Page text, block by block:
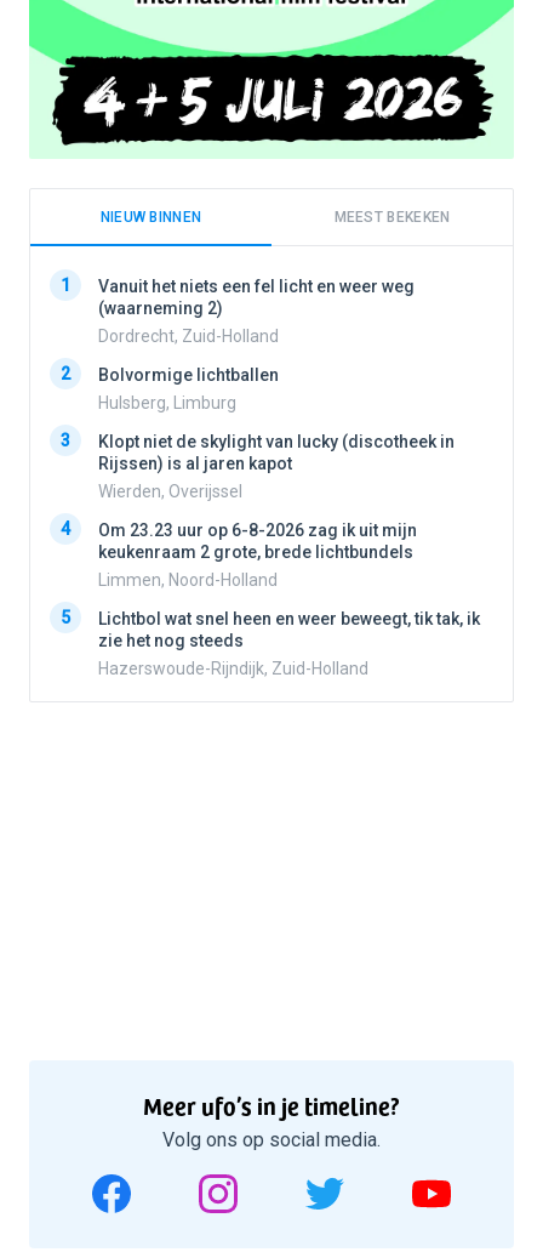
NIEUW BINNEN MEEST BEKEKEN
1
Vanuit het niets een fel licht en weer weg
(waarneming 2)
Dordrecht, Zuid-Holland
2
Bolvormige lichtballen
Hulsberg, Limburg
3
Klopt niet de skylight van lucky (discotheek in
Rijssen) is al jaren kapot
Wierden, Overijssel
4
Om 23.23 uur op 6-8-2026 zag ik uit mijn
keukenraam 2 grote, brede lichtbundels
Limmen, Noord-Holland
5
Lichtbol wat snel heen en weer beweegt, tik tak, ik
zie het nog steeds
Hazerswoude-Rijndijk, Zuid-Holland
Meer ufo’s in je timeline?
Volg ons op social media.